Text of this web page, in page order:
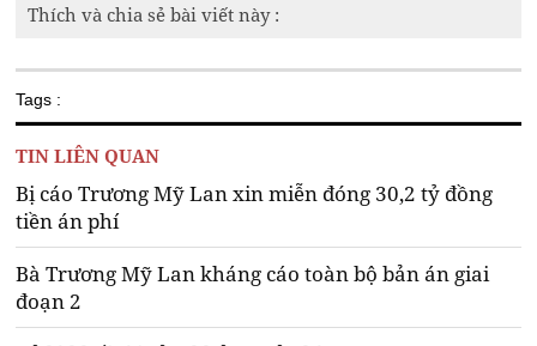
Thích và chia sẻ bài viết này :
Tags :
TIN LIÊN QUAN
Bị cáo Trương Mỹ Lan xin miễn đóng 30,2 tỷ đồng
tiền án phí
Bà Trương Mỹ Lan kháng cáo toàn bộ bản án giai
đoạn 2